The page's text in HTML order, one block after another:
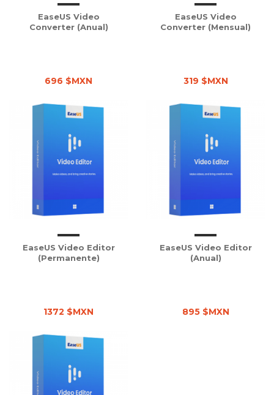
EaseUS Video
Converter (Anual)
696 $MXN
EaseUS Video
Converter (Mensual)
319 $MXN
EaseUS Video Editor
(Permanente)
1372 $MXN
EaseUS Video Editor
(Anual)
895 $MXN